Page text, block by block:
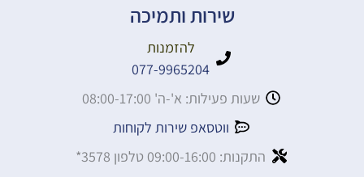
שירות ותמיכה
להזמנות
077-9965204
שעות פעילות: א'-ה' 08:00-17:00
ווטסאפ שירות לקוחות
התקנות: 09:00-16:00 טלפון 3578*